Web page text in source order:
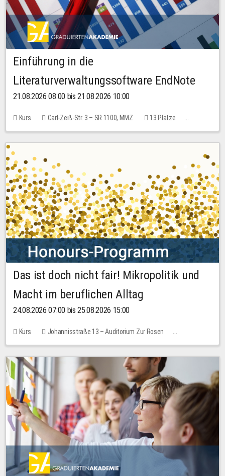
Einführung in die
Literaturverwaltungssoftware EndNote
21.08.2026 08:00 bis 21.08.2026 10:00
Kurs Carl-Zeiß-Str. 3 – SR 1100, MMZ
13 Plätze
10,00 EUR
Das ist doch nicht fair! Mikropolitik und
Macht im beruflichen Alltag
24.08.2026 07:00 bis 25.08.2026 15:00
Kurs
Johannisstraße 13 – Auditorium Zur Rosen
Keine freien Plätze